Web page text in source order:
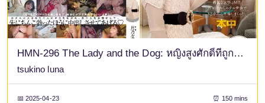
HMN-296 The Lady and the Dog: หญิงสูงศักดิ์ที่ถูกบังคับให้แต่งงานแบบคลุมถุงชนกับชายมาโซคิสม์ มีความสัมพันธ์ลับๆ กันในโรงแรมตอนกลางวันแสกๆ โดยพวกเขามีเซ็กส์สามคนและมีครีมพายในช่องคลอด ลูน่า สึกิโนะ
tsukino luna
📅 2025-04-23 ⏰ 150 mins